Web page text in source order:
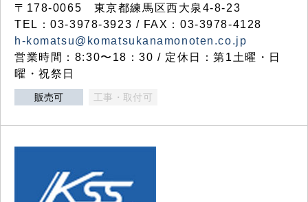
〒178-0065 東京都練馬区西大泉4-8-23
TEL：03-3978-3923 / FAX：03-3978-4128
h-komatsu@komatsukanamonoten.co.jp
営業時間：8:30〜18：30 / 定休日：第1土曜・日
曜・祝祭日
販売可 工事・取付可